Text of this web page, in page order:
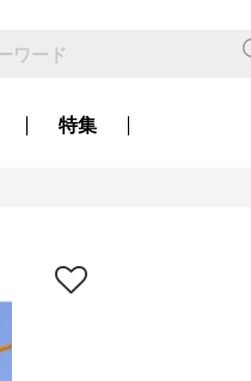
特集